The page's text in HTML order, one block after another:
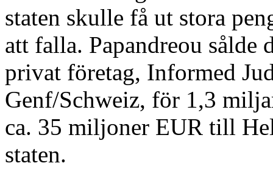
staten skulle få ut stora
att falla. Papandreou
privat företag, Informed
Genf/Schweiz, för 1,3
ca. 35 miljoner EUR till
staten.